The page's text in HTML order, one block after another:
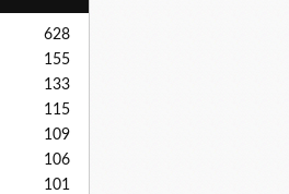
628
155
133
115
109
106
101